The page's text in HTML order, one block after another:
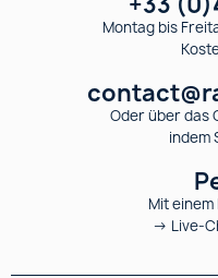
Montag bis
Oder über das
indem
Mit
→ Live-